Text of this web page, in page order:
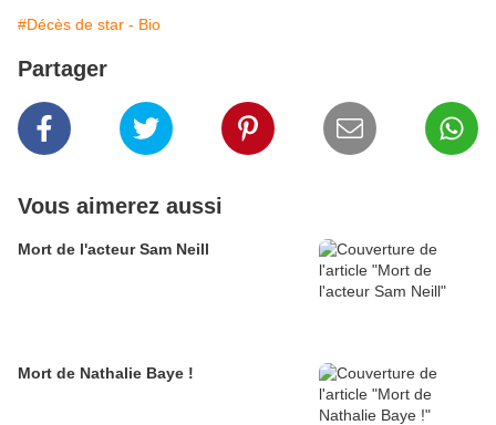
#Décès de star - Bio
Partager
Vous aimerez aussi
Mort de l'acteur Sam Neill
Mort de Nathalie Baye !